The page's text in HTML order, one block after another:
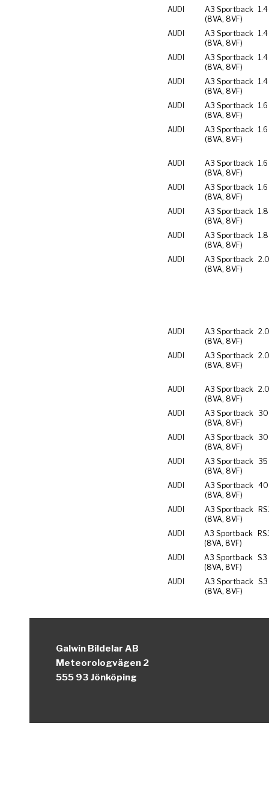
AUDI
A3 Sportback
(8VA, 8VF)
AUDI
A3 Sportback
(8VA, 8VF)
AUDI
A3 Sportback
(8VA, 8VF)
AUDI
A3 Sportback
(8VA, 8VF)
AUDI
A3 Sportback
(8VA, 8VF)
AUDI
A3 Sportback
(8VA, 8VF)
AUDI
A3 Sportback
(8VA, 8VF)
AUDI
A3 Sportback
(8VA, 8VF)
AUDI
A3 Sportback
(8VA, 8VF)
AUDI
A3 Sportback
(8VA, 8VF)
AUDI
A3 Sportback
(8VA, 8VF)
AUDI
A3 Sportback
(8VA, 8VF)
AUDI
A3 Sportback
(8VA, 8VF)
AUDI
A3 Sportback
(8VA, 8VF)
AUDI
A3 Sportback
(8VA, 8VF)
30
AUDI
A3 Sportback
(8VA, 8VF)
30
AUDI
A3 Sportback
(8VA, 8VF)
35
AUDI
A3 Sportback
(8VA, 8VF)
40
AUDI
A3 Sportback
(8VA, 8VF)
AUDI
A3 Sportback
(8VA, 8VF)
AUDI
A3 Sportback
(8VA, 8VF)
AUDI
A3 Sportback
(8VA, 8VF)
Galwin Bildelar AB
Meteorologvägen 2
555 93 Jönköping